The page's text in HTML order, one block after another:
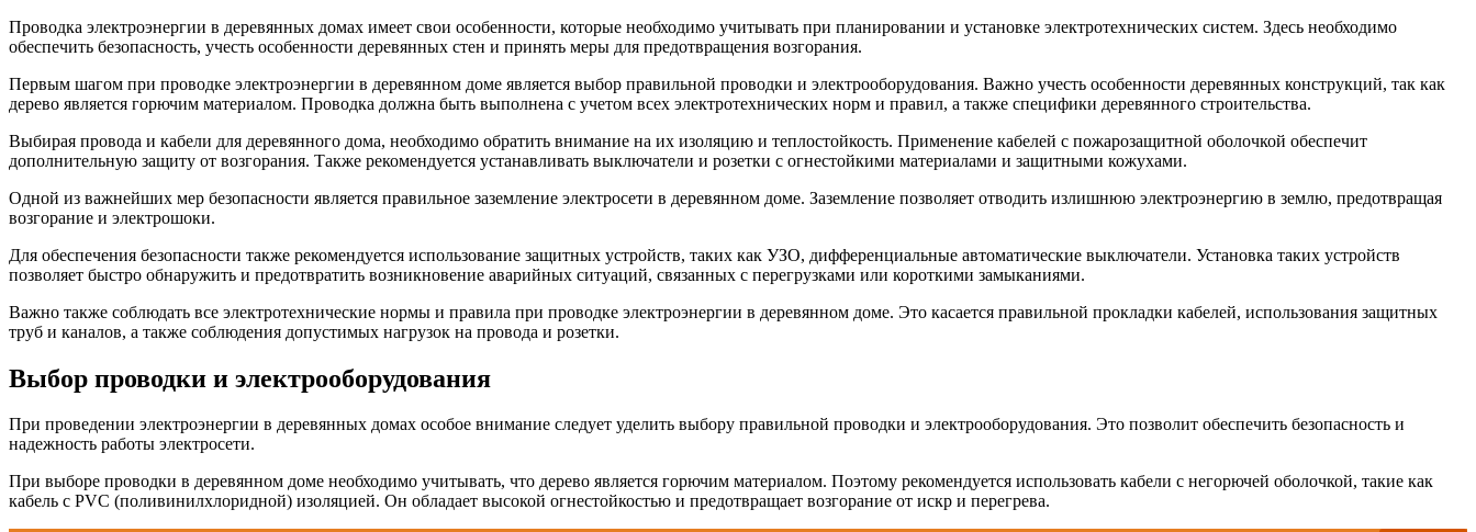
Проводка электроэнергии в деревянных домах имеет свои особенности, которые необходимо учитывать при планировании и установке электротехнических систем. Здесь необходимо
обеспечить безопасность, учесть особенности деревянных стен и принять меры для предотвращения возгорания.
Первым шагом при проводке электроэнергии в деревянном доме является выбор правильной проводки и электрооборудования. Важно учесть особенности деревянных конструкций, так как
дерево является горючим материалом. Проводка должна быть выполнена с учетом всех электротехнических норм и правил, а также специфики деревянного строительства.
Выбирая провода и кабели для деревянного дома, необходимо обратить внимание на их изоляцию и теплостойкость. Применение кабелей с пожарозащитной оболочкой обеспечит
дополнительную защиту от возгорания. Также рекомендуется устанавливать выключатели и розетки с огнестойкими материалами и защитными кожухами.
Одной из важнейших мер безопасности является правильное заземление электросети в деревянном доме. Заземление позволяет отводить излишнюю электроэнергию в землю, предотвращая
возгорание и электрошоки.
Для обеспечения безопасности также рекомендуется использование защитных устройств, таких как УЗО, дифференциальные автоматические выключатели. Установка таких устройств
позволяет быстро обнаружить и предотвратить возникновение аварийных ситуаций, связанных с перегрузками или короткими замыканиями.
Важно также соблюдать все электротехнические нормы и правила при проводке электроэнергии в деревянном доме. Это касается правильной прокладки кабелей, использования защитных
труб и каналов, а также соблюдения допустимых нагрузок на провода и розетки.
Выбор проводки и электрооборудования
При проведении электроэнергии в деревянных домах особое внимание следует уделить выбору правильной проводки и электрооборудования. Это позволит обеспечить безопасность и
надежность работы электросети.
При выборе проводки в деревянном доме необходимо учитывать, что дерево является горючим материалом. Поэтому рекомендуется использовать кабели с негорючей оболочкой, такие как
кабель с PVC (поливинилхлоридной) изоляцией. Он обладает высокой огнестойкостью и предотвращает возгорание от искр и перегрева.